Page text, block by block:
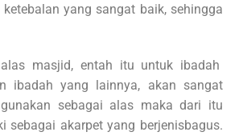
yang sangat baik, sehingga
masjid, entah itu untuk ibadah
ibadah yang lainnya, akan sangat
sebagai alas maka dari itu
sebagai akarpet yang berjenisbagus.